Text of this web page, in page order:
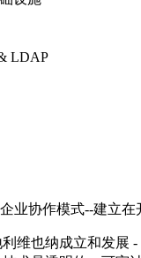
LDAP
业协作模式--建立
维也纳成立和发展 -